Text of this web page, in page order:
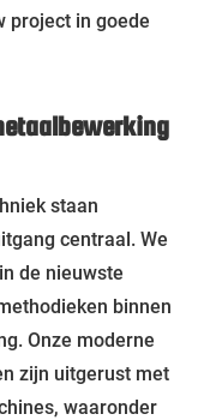
project in goede
staan
centraal. We
de nieuwste
binnen
Onze moderne
zijn uitgerust met
waaronder